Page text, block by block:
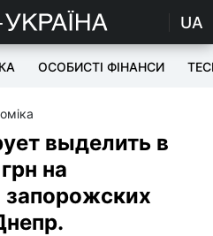
UA
ОСОБИСТІ ФІНАНСИ
выделить в
на
запорожских